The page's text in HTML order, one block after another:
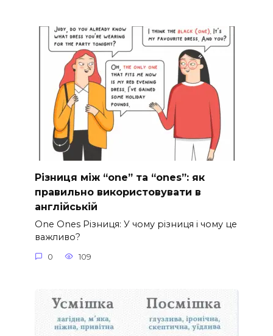
Різниця між “one” та “ones”: як
правильно використовувати в
англійській
One Ones Різниця: У чому різниця і чому це
важливо?
0 109